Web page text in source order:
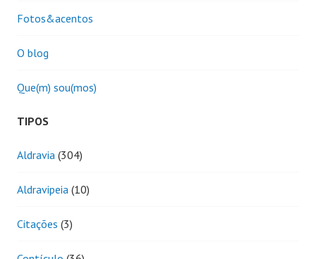
Fotos&acentos
O blog
Que(m) sou(mos)
TIPOS
Aldravia (304)
Aldravipeia (10)
Citações (3)